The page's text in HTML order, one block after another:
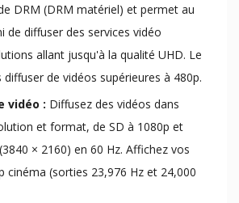
DRM (DRM matériel) et permet au
de diffuser des services vidéo
allant jusqu'à la qualité UHD. Le
de vidéos supérieures à 480p.
vidéo : Diffusez des vidéos dans
et format, de SD à 1080p et
× 2160) en 60 Hz. Affichez vos
cinéma (sorties 23,976 Hz et 24,000